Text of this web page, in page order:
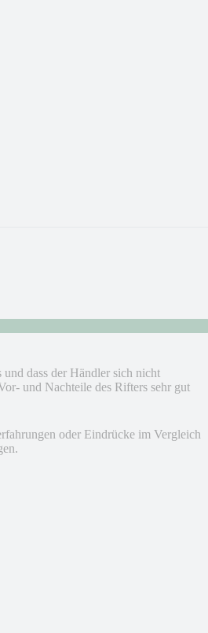
dass der Händler sich nicht
und Nachteile des Rifters sehr gut
oder Eindrücke im Vergleich